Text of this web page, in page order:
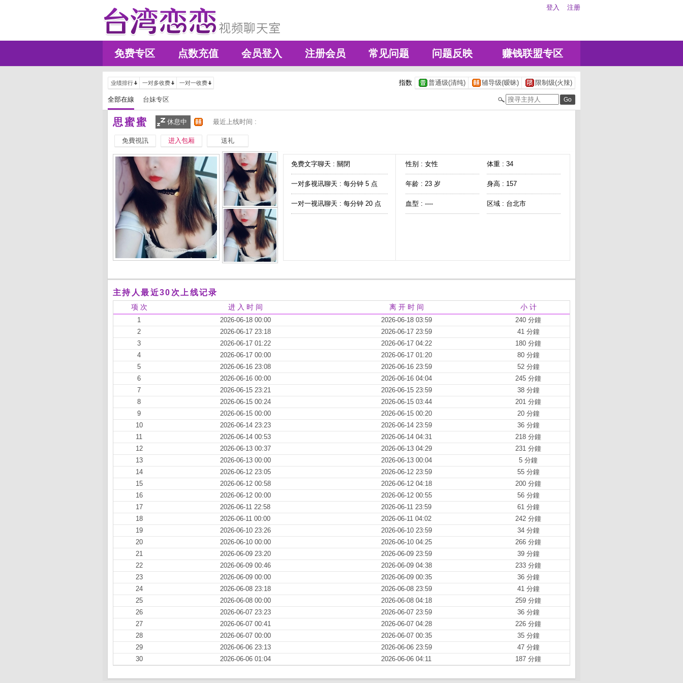
登入 注册
免费专区 点数充值 会员登入 注册会员 常见问题 问题反映 赚钱联盟专区
业绩排行 一对多收费 一对一收费 指数 普通级(清纯) 辅导级(暧昧) 限制级(火辣)
全部在線 台妹专区
思蜜蜜 休息中 最近上线时间 :
免費視訊 进入包厢 送礼
免费文字聊天 : 關閉
一对多视讯聊天 : 每分钟 5 点
一对一视讯聊天 : 每分钟 20 点
性别 : 女性 体重 : 34
年龄 : 23 岁 身高 : 157
血型 : ---- 区域 : 台北市
主持人最近30次上线记录
项 次 进 入 时 间 离 开 时 间 小 计
1 2026-06-18 00:00 2026-06-18 03:59
240 分鐘
2
2026-06-17 23:18 2026-06-17 23:59
41 分鐘
3
2026-06-17 01:22 2026-06-17 04:22
180 分鐘
4
2026-06-17 00:00 2026-06-17 01:20
80 分鐘
5
2026-06-16 23:08 2026-06-16 23:59
52 分鐘
6
2026-06-16 00:00 2026-06-16 04:04
245 分鐘
7
2026-06-15 23:21 2026-06-15 23:59
38 分鐘
8
2026-06-15 00:24 2026-06-15 03:44
201 分鐘
9
2026-06-15 00:00 2026-06-15 00:20
20 分鐘
10
2026-06-14 23:23 2026-06-14 23:59
36 分鐘
11
2026-06-14 00:53 2026-06-14 04:31
218 分鐘
12
2026-06-13 00:37 2026-06-13 04:29
231 分鐘
13
2026-06-13 00:00 2026-06-13 00:04
5 分鐘
14
2026-06-12 23:05 2026-06-12 23:59
55 分鐘
15
2026-06-12 00:58 2026-06-12 04:18
200 分鐘
16
2026-06-12 00:00 2026-06-12 00:55
56 分鐘
17
2026-06-11 22:58 2026-06-11 23:59
61 分鐘
18
2026-06-11 00:00 2026-06-11 04:02
242 分鐘
19
2026-06-10 23:26 2026-06-10 23:59
34 分鐘
20
2026-06-10 00:00 2026-06-10 04:25
266 分鐘
21
2026-06-09 23:20 2026-06-09 23:59
39 分鐘
22
2026-06-09 00:46 2026-06-09 04:38
233 分鐘
23
2026-06-09 00:00 2026-06-09 00:35
36 分鐘
24
2026-06-08 23:18 2026-06-08 23:59
41 分鐘
25
2026-06-08 00:00 2026-06-08 04:18
259 分鐘
26
2026-06-07 23:23 2026-06-07 23:59
36 分鐘
27
2026-06-07 00:41 2026-06-07 04:28
226 分鐘
28
2026-06-07 00:00 2026-06-07 00:35
35 分鐘
29
2026-06-06 23:13 2026-06-06 23:59
47 分鐘
30
2026-06-06 01:04 2026-06-06 04:11 187 分鐘